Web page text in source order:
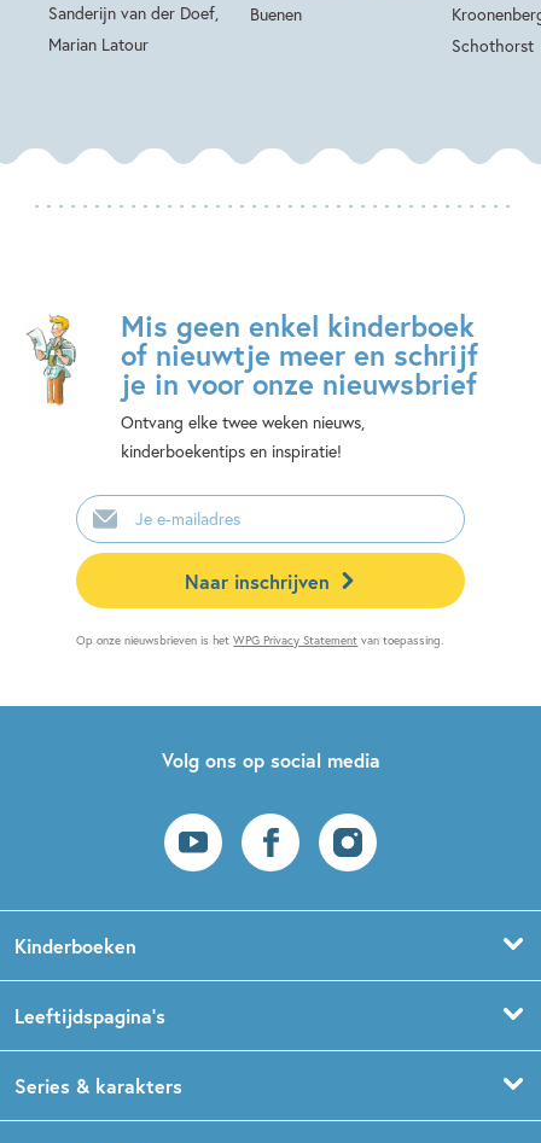
Sanderijn van der Doef,
Marian Latour
Buenen
Schothorst
Mis geen enkel kinderboek
of nieuwtje meer en schrijf
je in voor onze nieuwsbrief
Ontvang elke twee weken nieuws,
kinderboekentips en inspiratie!
E-
mailadres
Naar inschrijven
Op onze nieuwsbrieven is hetWPG Privacy Statement van toepassing.
Volg ons op social media
Kinderboeken
Prentenboeken
Leeftijdspagina’s
Boekentips 1,5 - 3 jaar
Series & karakters